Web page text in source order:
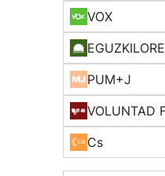
VOX
EGUZKILORE
PUM+J
Cs